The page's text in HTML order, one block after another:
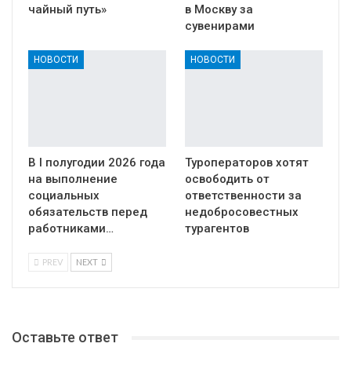
чайный путь»
в Москву за
сувенирами
НОВОСТИ
В I полугодии 2026 года
на выполнение
социальных
обязательств перед
работниками…
НОВОСТИ
Туроператоров хотят
освободить от
ответственности за
недобросовестных
турагентов
PREV NEXT
Оставьте ответ